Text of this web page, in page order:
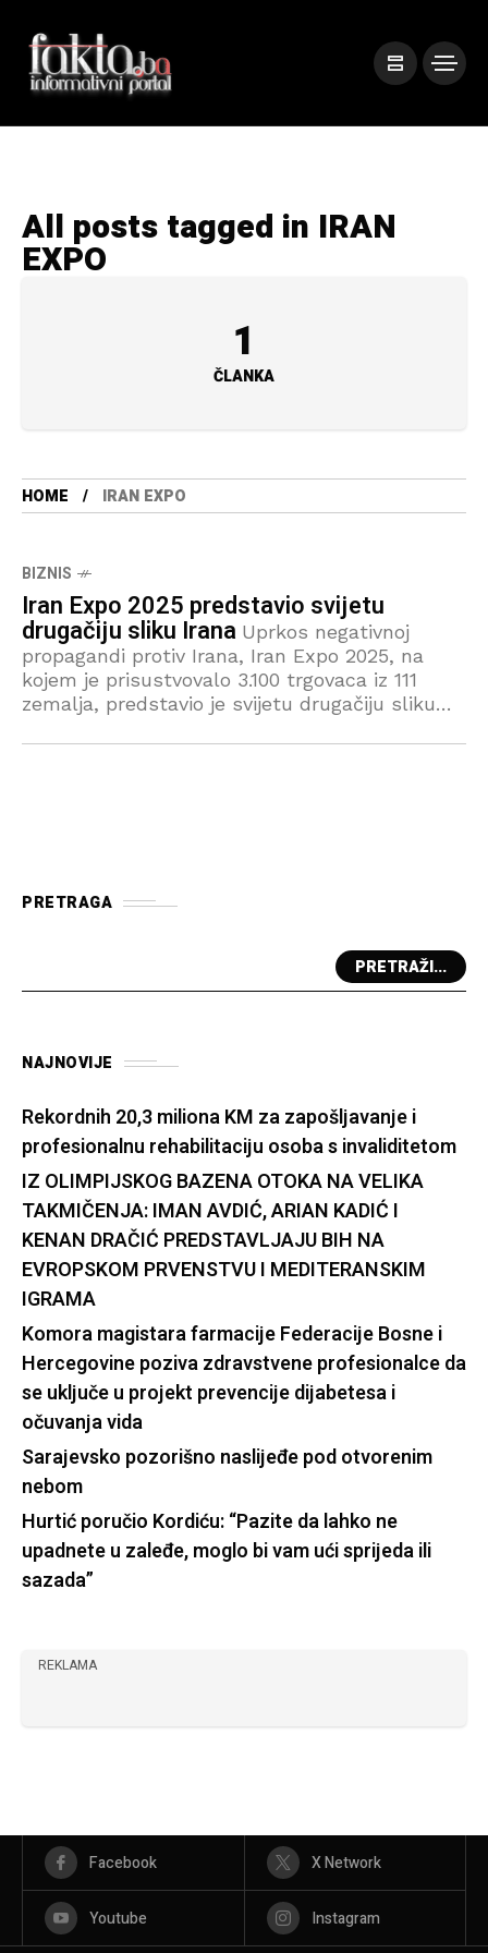
All posts tagged in IRAN
EXPO
1
ČLANKA
HOME IRAN EXPO
BIZNIS
Iran Expo 2025 predstavio svijetu
drugačiju sliku Irana Uprkos negativnoj
propagandi protiv Irana, Iran Expo 2025, na
kojem je prisustvovalo 3.100 trgovaca iz 111
zemalja, predstavio je svijetu drugačiju sliku
2025.
PRETRAGA
PRETRAŽI...
NAJNOVIJE
Rekordnih 20,3 miliona KM za zapošljavanje i
profesionalnu rehabilitaciju osoba s invaliditetom
IZ OLIMPIJSKOG BAZENA OTOKA NA VELIKA
TAKMIČENJA: IMAN AVDIĆ, ARIAN KADIĆ I
KENAN DRAČIĆ PREDSTAVLJAJU BIH NA
EVROPSKOM PRVENSTVU I MEDITERANSKIM
IGRAMA
Komora magistara farmacije Federacije Bosne i
Hercegovine poziva zdravstvene profesionalce da
se uključe u projekt prevencije dijabetesa i
očuvanja vida
Sarajevsko pozorišno naslijeđe pod otvorenim
nebom
Hurtić poručio Kordiću: “Pazite da lahko ne
upadnete u zaleđe, moglo bi vam ući sprijeda ili
sazada”
REKLAMA
Facebook X Network
Youtube Instagram